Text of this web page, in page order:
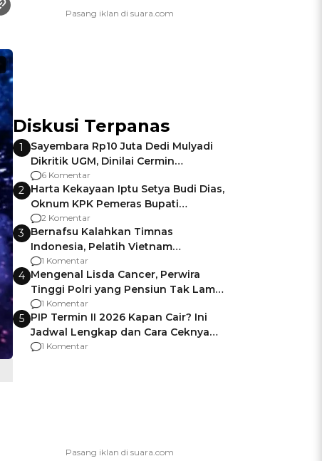
Diskusi Terpanas
1
Sayembara Rp10 Juta Dedi Mulyadi
Dikritik UGM, Dinilai Cermin
Gagalnya Negara Jamin Keamanan
6 Komentar
2 Harta Kekayaan Iptu Setya Budi Dias,
Oknum KPK Pemeras Bupati
Pemalang
2 Komentar
3 Bernafsu Kalahkan Timnas
Indonesia, Pelatih Vietnam
Berencana Pakai Jimat di Pakansari
1 Komentar
4 Mengenal Lisda Cancer, Perwira
Tinggi Polri yang Pensiun Tak Lama
Usai Jadi Brigjen
1 Komentar
5 PIP Termin II 2026 Kapan Cair? Ini
Jadwal Lengkap dan Cara Ceknya
agar Dana Tidak Hangus!
1 Komentar